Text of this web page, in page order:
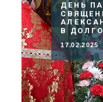
ДЕНЬ
В
17.02.2025